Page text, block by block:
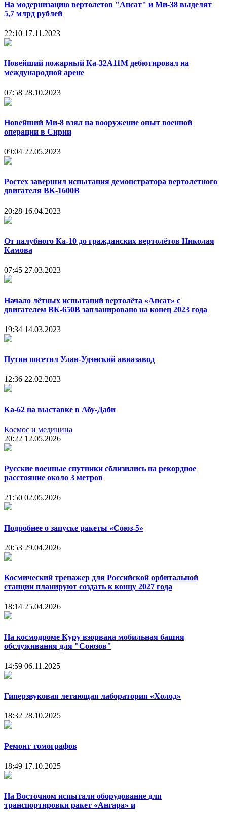
На модернизацию вертолетов "Ансат" и Ми-38 выделят
5,7 млрд рублей
22:10 17.11.2023
Новейший пожарный Ка-32А11М дебютировал на
международной арене
07:58 28.10.2023
Новейший Ми-8 взял на вооружение опыт военной
операции в Сирии
09:04 22.05.2023
Ростех завершил испытания демонстратора вертолетного
двигателя ВК-1600В
20:28 16.04.2023
От палубного Ка-10 до гражданских вертолётов Николая
Камова
07:45 27.03.2023
Начало лётных испытаний вертолёта «Ансат» с
двигателем ВК-650В запланировано на конец 2023 года
19:34 14.03.2023
Путин посетил Улан-Удэнский авиазавод
12:36 22.02.2023
Ка-62 на выставке в Абу-Даби
Космос и медицина
20:22 12.05.2026
Русские военные спутники сблизились на рекордное
расстояние около 3 метров
21:50 02.05.2026
Подробнее о запуске ракеты «Союз‑5»
20:53 29.04.2026
Космический тренажер для Российской орбитальной
станции планируют создать к концу 2027 года
18:14 25.04.2026
На космодроме Куру взорвана мобильная башня
обслуживания для "Союзов"
14:59 06.11.2025
Гиперзвуковая летающая лаборатория «Холод»
18:32 28.10.2025
Ремонт томографов
18:49 17.10.2025
На Восточном испытали оборудование для
транспортировки ракет «Ангара» и